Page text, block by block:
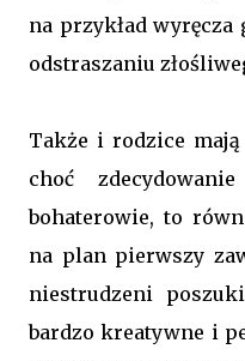
na przykład
odstraszaniu
Także i rodzice
choć
bohaterowie, to
na plan pierwszy
niestrudzeni
bardzo kreatywne i